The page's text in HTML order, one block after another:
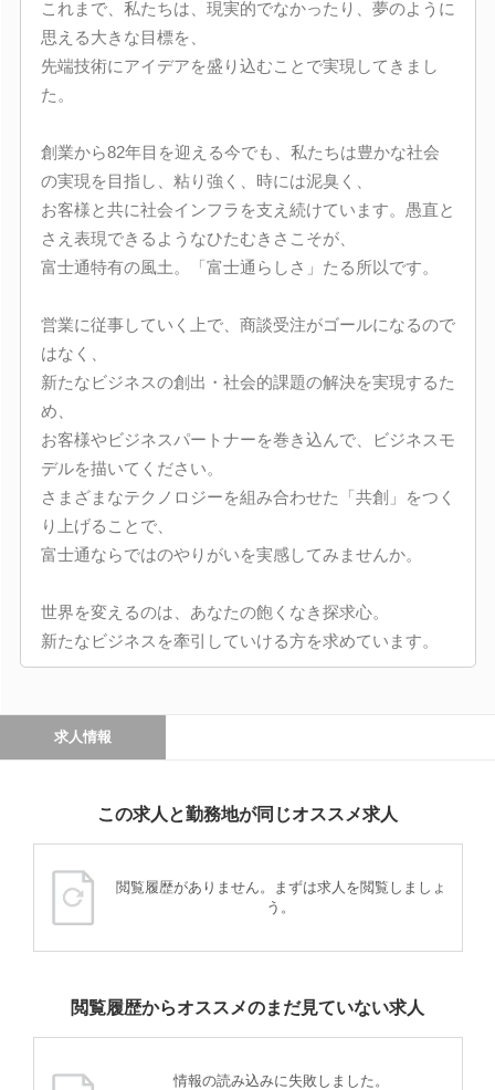
これまで、私たちは、現実的でなかったり、夢のように
思える大きな目標を、
先端技術にアイデアを盛り込むことで実現してきまし
た。
創業から82年目を迎える今でも、私たちは豊かな社会
の実現を目指し、粘り強く、時には泥臭く、
お客様と共に社会インフラを支え続けています。愚直と
さえ表現できるようなひたむきさこそが、
富士通特有の風土。「富士通らしさ」たる所以です。
営業に従事していく上で、商談受注がゴールになるので
はなく、
新たなビジネスの創出・社会的課題の解決を実現するた
め、
お客様やビジネスパートナーを巻き込んで、ビジネスモ
デルを描いてください。
さまざまなテクノロジーを組み合わせた「共創」をつく
り上げることで、
富士通ならではのやりがいを実感してみませんか。
世界を変えるのは、あなたの飽くなき探求心。
新たなビジネスを牽引していける方を求めています。
求人情報
この求人と勤務地が同じオススメ求人
閲覧履歴がありません。まずは求人を閲覧しましょ
う。
閲覧履歴からオススメのまだ見ていない求人
情報の読み込みに失敗しました。